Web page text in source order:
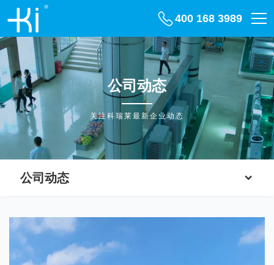
400 168 3989
公司动态
关注科瑞莱最新企业动态
公司动态